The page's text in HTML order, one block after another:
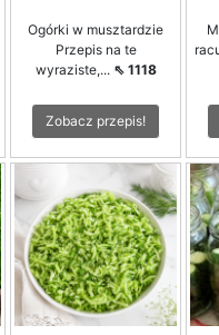
Ogórki w musztardzie
Przepis na te
wyraziste,... ⇖ 1118
Zobacz przepis!